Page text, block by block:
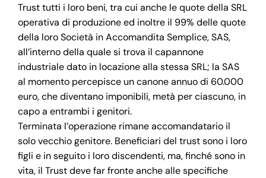
Trust tutti i loro beni, tra cui anche le quote della SRL
operativa di produzione ed inoltre il 99% delle quote
della loro Società in Accomandita Semplice, SAS,
all’interno della quale si trova il capannone
industriale dato in locazione alla stessa SRL; la SAS
al momento percepisce un canone annuo di 60.000
euro, che diventano imponibili, metà per ciascuno, in
capo a entrambi i genitori.
Terminata l’operazione rimane accomandatario il
solo vecchio genitore. Beneficiari del trust sono i loro
figli e in seguito i loro discendenti, ma, finché sono in
vita, il Trust deve far fronte anche alle specifiche